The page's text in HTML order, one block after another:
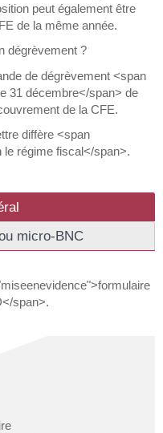
peut également être
de la même année.
dégrèvement ?
de dégrèvement <span
31 décembre</span> de
de la CFE.
diffère <span
régime fiscal</span>.
micro-BNC
span>.